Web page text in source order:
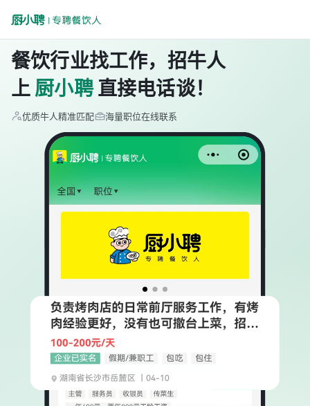
餐饮行业找工作，招牛人
上 厨小聘 直接电话谈！
优质牛人精准匹配 海量职位在线联系